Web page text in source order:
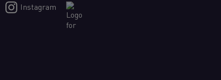
Instagram